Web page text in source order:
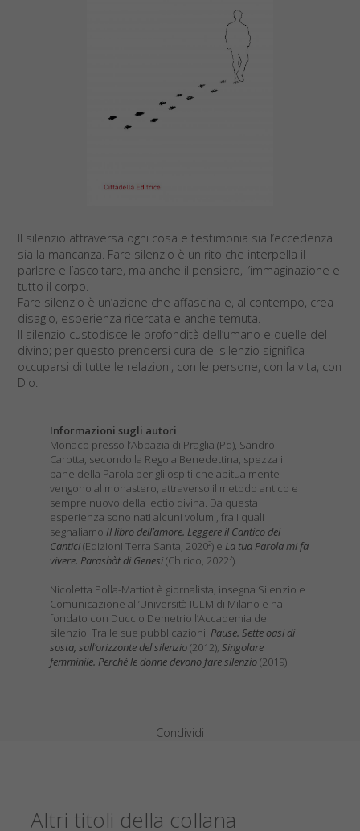
Il silenzio attraversa ogni cosa e testimonia sia l’eccedenza
sia la mancanza. Fare silenzio è un rito che interpella il
parlare e l’ascoltare, ma anche il pensiero, l’immaginazione e
tutto il corpo.
Fare silenzio è un’azione che affascina e, al contempo, crea
disagio, esperienza ricercata e anche temuta.
Il silenzio custodisce le profondità dell’umano e quelle del
divino; per questo prendersi cura del silenzio significa
occuparsi di tutte le relazioni, con le persone, con la vita, con
Dio.
Informazioni sugli autori
Monaco presso l’Abbazia di Praglia (Pd), Sandro
Carotta, secondo la Regola Benedettina, spezza il
pane della Parola per gli ospiti che abitualmente
vengono al monastero, attraverso il metodo antico e
sempre nuovo della lectio divina. Da questa
esperienza sono nati alcuni volumi, fra i quali
segnaliamo Il libro dell’amore. Leggere il Cantico dei
Cantici(Edizioni Terra Santa, 2020²) e La tua Parola mi fa
vivere. Parashòt di Genesi(Chirico, 2022²).
Nicoletta Polla-Mattiot è giornalista, insegna Silenzio e
Comunicazione all’Università IULM di Milano e ha
fondato con Duccio Demetrio l’Accademia del
silenzio. Tra le sue pubblicazioni: Pause. Sette oasi di
sosta, sull’orizzonte del silenzio(2012);Singolare
femminile. Perché le donne devono fare silenzio(2019).
Condividi
Altri titoli della collana